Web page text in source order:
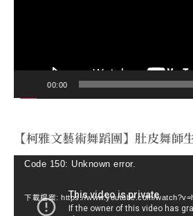
00:00
【柯雅文藝術舞蹈團】肚皮舞
視Code 150: Unknown error.
下載檔案: https://www.youtube.com/